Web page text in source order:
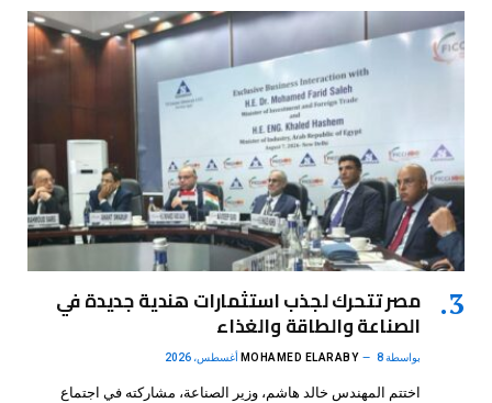
مصر تتحرك لجذب استثمارات هندية جديدة في
الصناعة والطاقة والغذاء
بواسطة MOHAMED ELARABY 8 أغسطس، 2026
اختتم المهندس خالد هاشم، وزير الصناعة، مشاركته في اجتماع